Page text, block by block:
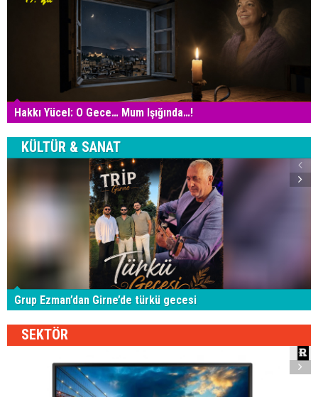
Hakkı Yücel: O Gece… Mum Işığında…!
KÜLTÜR & SANAT
Grup Ezman’dan Girne’de türkü gecesi
SEKTÖR